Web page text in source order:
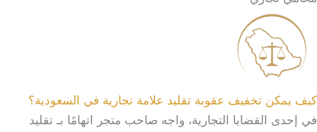
كيف يمكن تخفيف عقوبة تقليد علامة تجارية في السعودية؟
في إحدى القضايا التجارية، واجه صاحب متجر اتهامًا بـ تقليد